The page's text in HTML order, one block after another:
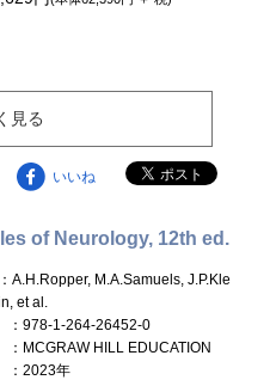
見る
いいね
of Neurology, 12th ed.
：A.H.Ropper, M.A.Samuels, J.P.Kle
et al.
：978-1-264-26452-0
：MCGRAW HILL EDUCATION
：2023年